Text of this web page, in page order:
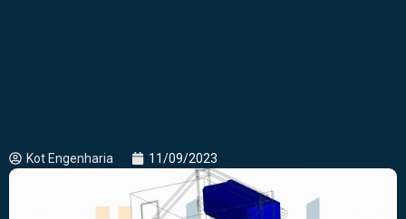
Kot Engenharia 11/09/2023